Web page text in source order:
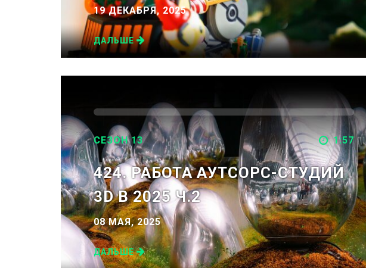
19 ДЕКАБРЯ, 2025
ДАЛЬШЕ
СЕЗОН 13 1:57
424. РАБОТА АУТСОРС-СТУДИЙ
3D В 2025 Ч.2
08 МАЯ, 2025
ДАЛЬШЕ